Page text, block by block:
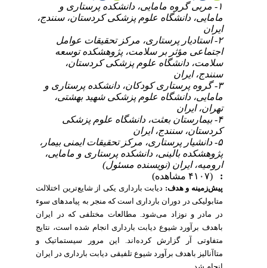
۱- مربی گروه مامایی، دانشکده پرستاری و
مامایی، دانشگاه علوم پزشکی کردستان، سنندج،
ایران
۲- استادیار پرستاری، مرکز تحقیقات عوامل
اجتماعی مؤثر بر سلامت، پژوهشکده توسعه
سلامت، دانشگاه علوم پزشکی کردستان،
سنندج، ایران
۳- گروه پرستاری کودکان، دانشکده پرستاری و
مامایی، دانشگاه علوم پزشکی شهید بهشتی،
تهران، ایران
۴- بیمارستان بعثت، دانشگاه علوم پزشکی
کردستان، سنندج، ایران
۵- دانشیار پرستاری، مرکز تحقیقات ایمنی بیمار،
پژوهشکده بالینی، دانشکده پرستاری و مامایی،
ارومیه، ایران (نویسنده مسئول)
پیش‌زمینه و هدف:دیابت بارداری یکی از شایع‌ترین اختلالت
متابولیکی در دوران بارداری است که منجر به پیامدهای سوء
در مادر و نوزاد می‌شود. مطالعات مختلفی که در ایران
باهدف برآورد شیوع دیابت بارداری انجام شده است، نتایج
متفاوتی آر گزارش کرده‌اند. این مرور سیستماتیک و
متاآنالیز باهدف برآورد شیوع تلفیقی دیابت بارداری در ایران